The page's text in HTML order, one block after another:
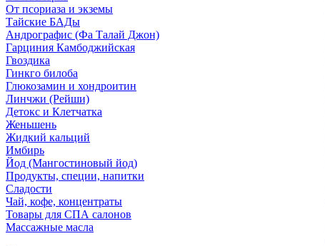
Oт псориаза и экземы
Тайские БАДы
Андрографис (Фа Талай Джон)
Гарциния Камбоджийская
Гвоздика
Гинкго билоба
Глюкозамин и хондроитин
Линчжи (Рейши)
Детокс и Клетчатка
Женьшень
Жидкий кальций
Имбирь
Йод (Мангостиновый йод)
Продукты, специи, напитки
Сладости
Чай, кофе, концентраты
Товары для СПА салонов
Массажные масла